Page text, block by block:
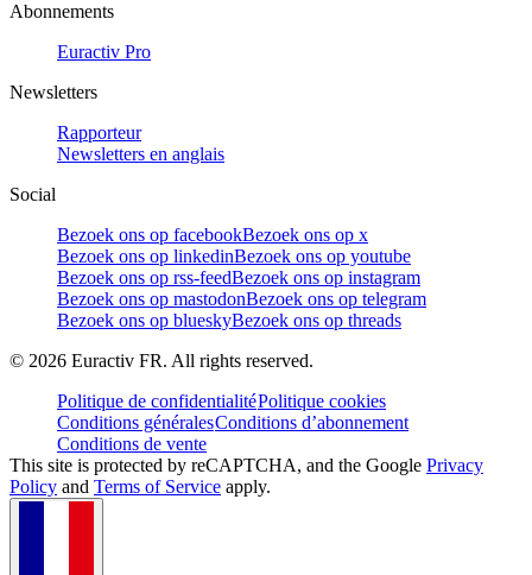
Abonnements
Euractiv Pro
Newsletters
Rapporteur
Newsletters en anglais
Social
Bezoek ons op facebookBezoek ons op x
Bezoek ons op linkedinBezoek ons op youtube
Bezoek ons op rss-feedBezoek ons op instagram
Bezoek ons op mastodonBezoek ons op telegram
Bezoek ons op blueskyBezoek ons op threads
© 2026 Euractiv FR. All rights reserved.
Politique de confidentialitéPolitique cookies
Conditions généralesConditions d’abonnement
Conditions de vente
This site is protected by reCAPTCHA, and the Google Privacy
Policy and Terms of Service apply.